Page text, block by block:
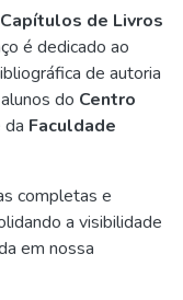
de Livros
é dedicado ao
de autoria
do Centro
da Faculdade
completas e
a visibilidade
em nossa